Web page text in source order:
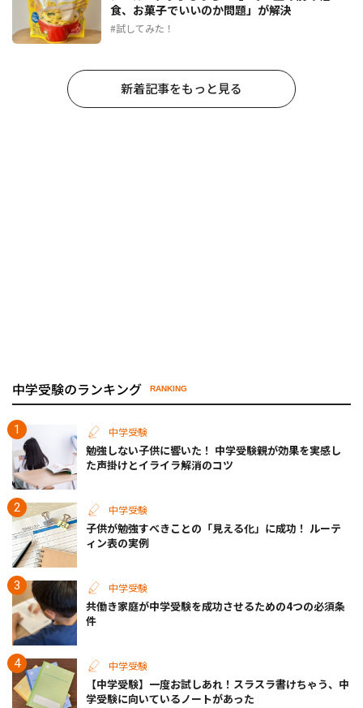
食、お菓子でいいのか問題」が解決
試してみた！
新着記事をもっと見る
中学受験のランキング RANKING
中学受験
勉強しない子供に響いた！ 中学受験親が効果を実感し
た声掛けとイライラ解消のコツ
中学受験
子供が勉強すべきことの「見える化」に成功！ ルーテ
ィン表の実例
中学受験
共働き家庭が中学受験を成功させるための4つの必須条
件
中学受験
【中学受験】一度お試しあれ！スラスラ書けちゃう、中
学受験に向いているノートがあった